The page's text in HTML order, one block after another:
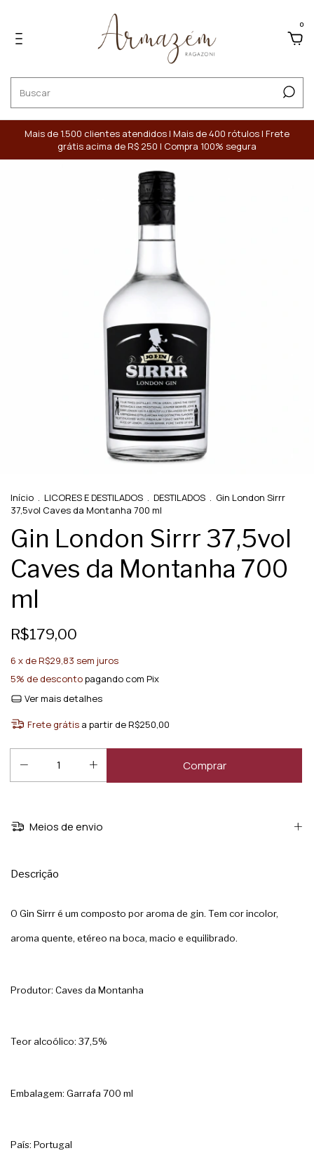
0
Mais de 1.500 clientes atendidos | Mais de 400 rótulos | Frete
grátis acima de R$ 250 | Compra 100% segura
Início . LICORES E DESTILADOS . DESTILADOS . Gin London Sirrr
37,5vol Caves da Montanha 700 ml
Gin London Sirrr 37,5vol
Caves da Montanha 700
ml
R$179,00
6 x deR$29,83 sem juros
5% de descontopagando com Pix
Ver mais detalhes
Frete grátis a partir deR$250,00
Meios de envio
Descrição
O Gin Sirrr é um composto por aroma de gin. Tem cor incolor,
aroma quente, etéreo na boca, macio e equilibrado.
Produtor: Caves da Montanha
Teor alcoólico: 37,5%
Embalagem: Garrafa 700 ml
País: Portugal